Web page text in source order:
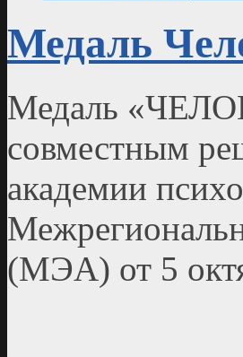
Медаль
Медаль
совместным
академии
(МЭА) от 5